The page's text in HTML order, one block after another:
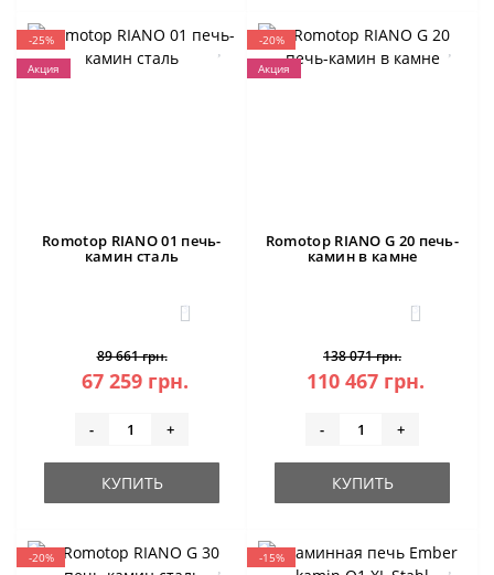
-25%
Акция
Romotop RIANO 01 печь-
камин сталь
3
89 661 грн.
67 259 грн.
- +
КУПИТЬ
-20%
Акция
Romotop RIANO G 20 печь-
камин в камне
3
138 071 грн.
110 467 грн.
- +
КУПИТЬ
-20%
-15%